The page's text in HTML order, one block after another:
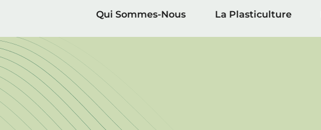
Qui Sommes-Nous La Plasticulture